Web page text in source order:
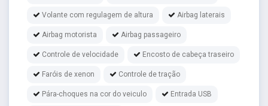
Volante com regulagem de altura Airbag laterais
Airbag motorista Airbag passageiro
Controle de velocidade Encosto de cabeça traseiro
Faróis de xenon Controle de tração
Pára-choques na cor do veiculo Entrada USB